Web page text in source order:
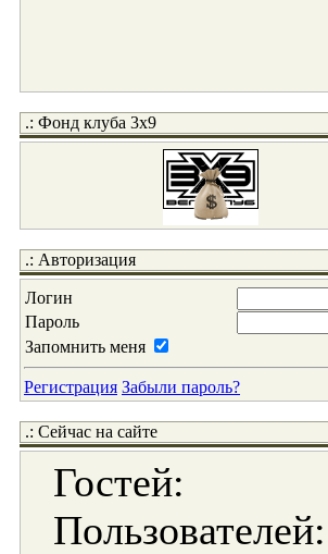
.: Фонд клуба 3x9
.: Авторизация
Логин
Пароль
Запомнить меня
Регистрация Забыли пароль?
.: Сейчас на сайте
Гостей:
Пользователей: